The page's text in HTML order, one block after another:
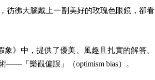
彷彿大腦戴上一副美好的玫瑰色眼鏡，卻看
》中，提供了優美、風趣且扎實的解答。
——「樂觀偏誤」（optimism bias）。